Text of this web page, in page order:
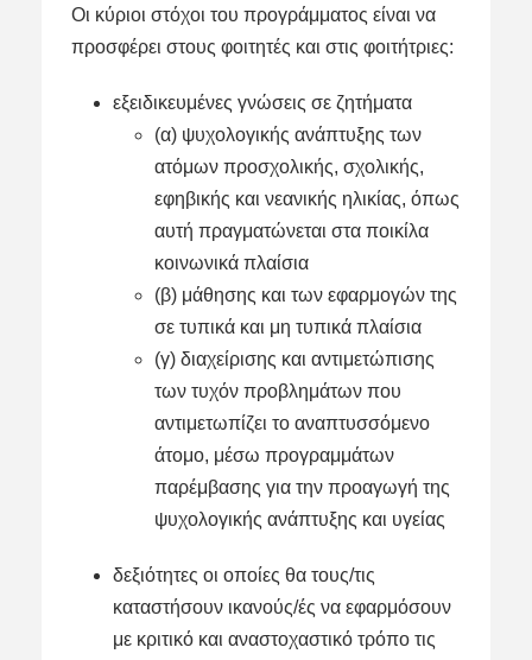
Οι κύριοι στόχοι του προγράμματος είναι να
προσφέρει στους φοιτητές και στις φοιτήτριες:
εξειδικευμένες γνώσεις σε ζητήματα
(α) ψυχολογικής ανάπτυξης των
ατόμων προσχολικής, σχολικής,
εφηβικής και νεανικής ηλικίας, όπως
αυτή πραγματώνεται στα ποικίλα
κοινωνικά πλαίσια
(β) μάθησης και των εφαρμογών της
σε τυπικά και μη τυπικά πλαίσια
(γ) διαχείρισης και αντιμετώπισης
των τυχόν προβλημάτων που
αντιμετωπίζει το αναπτυσσόμενο
άτομο, μέσω προγραμμάτων
παρέμβασης για την προαγωγή της
ψυχολογικής ανάπτυξης και υγείας
δεξιότητες οι οποίες θα τους/τις
καταστήσουν ικανούς/ές να εφαρμόσουν
με κριτικό και αναστοχαστικό τρόπο τις